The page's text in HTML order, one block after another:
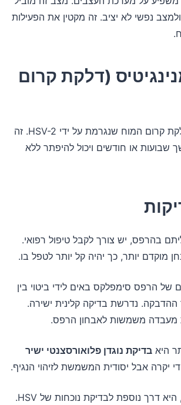
נפשי לא יציב. זה מקטין את הפעילות
(דלקת קרום
זהו סוג חוזר של דלקת קרום המוח שנגרמת על ידי HSV-2. זה
שבועות או חודשים ויכול להיפתר ללא
בהרפס, יש צורך לקבל טיפול רפואי.
של הרפס סימפלקס באים לידי ביטוי בין
ההדבקה. נדרשת בדיקה קלינית ישירה.
מעבדה משמשות לאבחון הרפס.
היא בדיקת נוגדן פלואורסצנטי ישיר
יקרה אבל יסודית המשמשת לזיהוי הנגיף.
, היא דרך נוספת לבדיקת נוכחות של HSV.